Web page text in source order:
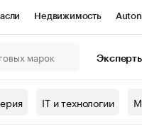
Недвижимость
Проверка контрагентов
IT и технологии